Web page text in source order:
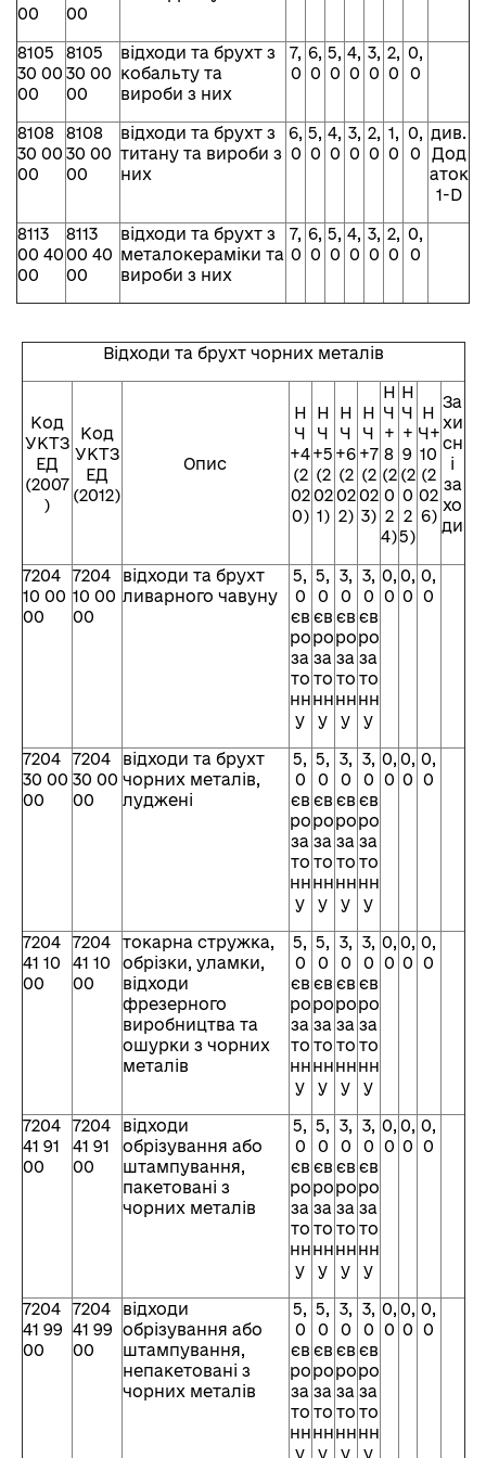
00
00
8105
30 00
00
8105
30 00
00
відходи та брухт з
кобальту та
вироби з них
7,
0
6,
0
5,
0
4,
0
3,
0
2,
0
0,
0
8108
30 00
00
8108
30 00
00
відходи та брухт з
титану та вироби з
них
6,
0
5,
0
4,
0
3,
0
2,
0
1,
0
0,
0
див.
Дод
аток
1-D
8113
00 40
00
8113
00 40
00
відходи та брухт з
металокераміки та
вироби з них
7,
0
6,
0
5,
0
4,
0
3,
0
2,
0
0,
0
Відходи та брухт чорних металів
Код
УКТЗ
ЕД
(2007
)
Код
УКТЗ
ЕД
(2012)
Опис
Н
Ч
+4
(2
02
0)
Н
Ч
+5
(2
02
1)
Н
Ч
+6
(2
02
2)
Н
Ч
+7
(2
02
3)
Н
Ч
+
8
(2
0
2
4)
Н
Ч
+
9
(2
0
2
5)
Н
Ч+
10
(2
02
6)
За
хи
сн
і
за
хо
ди
7204
10 00
00
7204
10 00
00
відходи та брухт
ливарного чавуну
5,
0
єв
ро
за
то
нн
у
5,
0
єв
ро
за
то
нн
у
3,
0
єв
ро
за
то
нн
у
3,
0
єв
ро
за
то
нн
у
0,
0
0,
0
0,
0
7204
30 00
00
7204
30 00
00
відходи та брухт
чорних металів,
луджені
5,
0
єв
ро
за
то
нн
у
5,
0
єв
ро
за
то
нн
у
3,
0
єв
ро
за
то
нн
у
3,
0
єв
ро
за
то
нн
у
0,
0
0,
0
0,
0
7204
41 10
00
7204
41 10
00
токарна стружка,
обрізки, уламки,
відходи
фрезерного
виробництва та
ошурки з чорних
металів
5,
0
єв
ро
за
то
нн
у
5,
0
єв
ро
за
то
нн
у
3,
0
єв
ро
за
то
нн
у
3,
0
єв
ро
за
то
нн
у
0,
0
0,
0
0,
0
7204
41 91
00
7204
41 91
00
відходи
обрізування або
штампування,
пакетовані з
чорних металів
5,
0
єв
ро
за
то
нн
у
5,
0
єв
ро
за
то
нн
у
3,
0
єв
ро
за
то
нн
у
3,
0
єв
ро
за
то
нн
у
0,
0
0,
0
0,
0
7204
41 99
00
7204
41 99
00
відходи
обрізування або
штампування,
непакетовані з
чорних металів
5,
0
єв
ро
за
то
нн
у
5,
0
єв
ро
за
то
нн
у
3,
0
єв
ро
за
то
нн
у
3,
0
єв
ро
за
то
нн
у
0,
0
0,
0
0,
0